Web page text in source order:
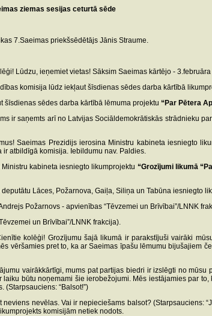
ziemas sesijas ceturtā sēde
7.Saeimas priekšsēdētājs Jānis Straume.
Lūdzu, ieņemiet vietas! Sāksim Saeimas kārtējo -
komisija lūdz iekļaut šīsdienas sēdes darba kārtībā
šīsdienas sēdes darba kārtībā lēmuma projektu “Par Pētera
ir saņemts arī no Latvijas Sociāldemokrātiskās strādnieku
Saeimas Prezidijs ierosina Ministru kabineta iesniegto
ir atbildīgā komisija. Iebildumu nav. Paldies.
kabineta iesniegto likumprojektu “Grozījumi likumā
Lāces, Požarnova, Gaiļa, Siliņa un Tabūna iesniegto
Požarnovs - apvienības “Tēvzemei un Brīvībai”/LNNK
un Brīvībai”/LNNK frakcija).
kolēģi! Grozījumu šajā likumā ir parakstījuši vairāki
vēršamies pret to, ka ar Saeimas īpašu lēmumu bijušajiem
vairākkārtīgi, mums pat partijas biedri ir izslēgti no
laiku būtu noņemami šie ierobežojumi. Mēs iestājamies par
(Starpsauciens: “Balsot!”)
neviens nevēlas. Vai ir nepieciešams balsot?
komisijām netiek nodots.